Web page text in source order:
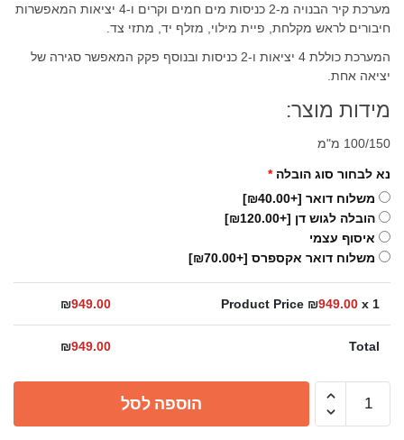
מערכת קיר הבנויה מ-2 כניסות מים חמים וקרים ו-4 יציאות המאפשרות
חיבורים לראש מקלחת, פיית מילוי, מזלף יד, מתזי צד.
המערכת כוללת 4 יציאות ו-2 כניסות ובנוסף פקק המאפשר סגירה של
יציאה אחת.
מידות מוצר:
100/150 מ"מ
נא לבחור סוג הובלה *
משלוח דואר [+₪40.00]
הובלה לגוש דן [+₪120.00]
איסוף עצמי
משלוח דואר אקספרס [+₪70.00]
Product Price ₪949.00 x 1
₪949.00
Total
₪949.00
הוספה לסל